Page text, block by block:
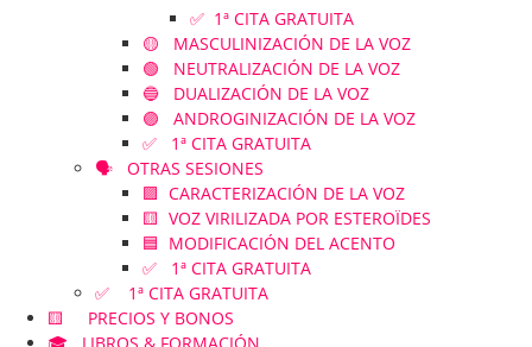
✅ 1ª CITA GRATUITA
🟡 MASCULINIZACIÓN DE LA VOZ
🟢 NEUTRALIZACIÓN DE LA VOZ
🔵 DUALIZACIÓN DE LA VOZ
🟣 ANDROGINIZACIÓN DE LA VOZ
✅ 1ª CITA GRATUITA
🗣️ OTRAS SESIONES
🟪 CARACTERIZACIÓN DE LA VOZ
🟨 VOZ VIRILIZADA POR ESTEROÏDES
🟦 MODIFICACIÓN DEL ACENTO
✅ 1ª CITA GRATUITA
✅ 1ª CITA GRATUITA
🟨 PRECIOS Y BONOS